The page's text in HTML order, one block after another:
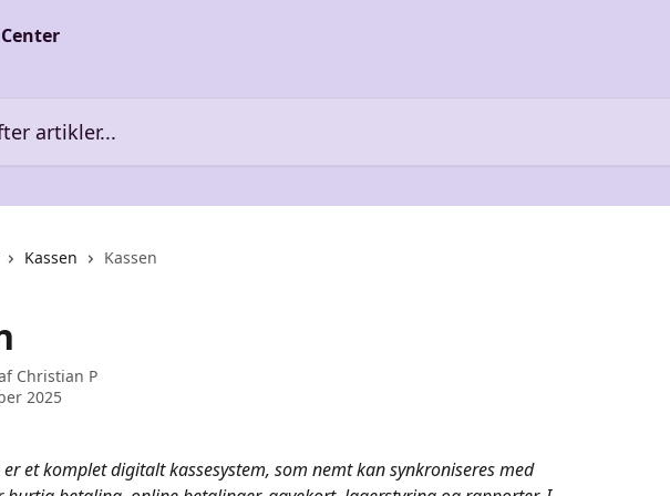
Kassen Kassen
Christian P
2025
er et komplet digitalt kassesystem, som nemt kan synkroniseres med